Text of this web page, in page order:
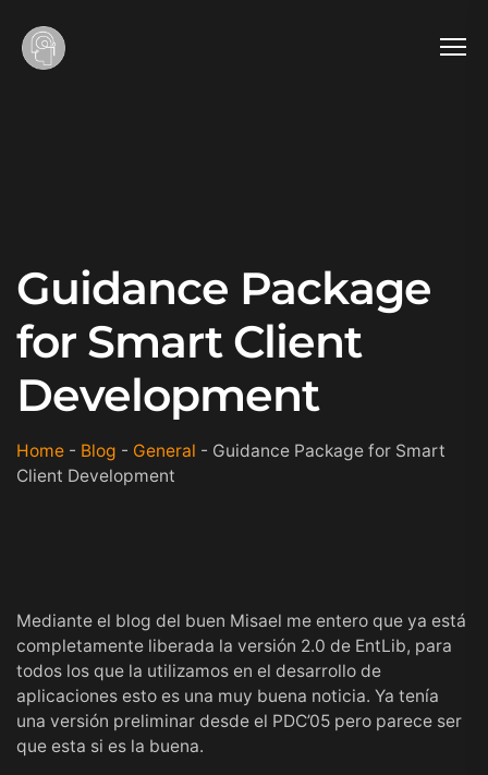
Guidance Package
for Smart Client
Development
Home - Blog - General - Guidance Package for Smart
Client Development
Mediante el blog del buen Misael me entero que ya está
completamente liberada la versión 2.0 de EntLib, para
todos los que la utilizamos en el desarrollo de
aplicaciones esto es una muy buena noticia. Ya tenía
una versión preliminar desde el PDC’05 pero parece ser
que esta si es la buena.